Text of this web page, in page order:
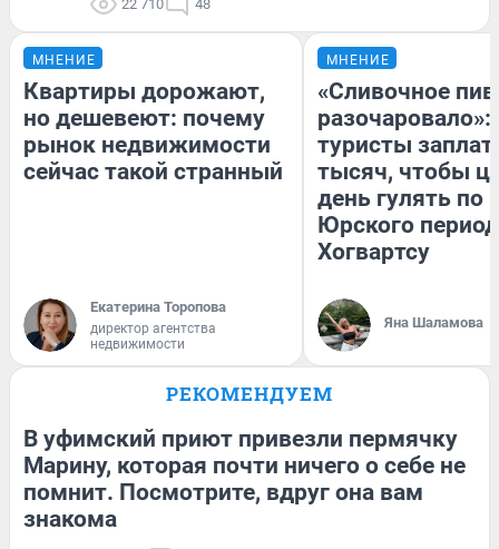
22 710 48
МНЕНИЕ
Квартиры дорожают,
но дешевеют: почему
рынок недвижимости
сейчас такой странный
Екатерина Торопова
директор агентства
недвижимости
МНЕНИЕ
«Сливочное
разочаровало»:
туристы
тысяч, чтобы
день гулять по
Юрского
Хогвартсу
Яна Шаламова
РЕКОМЕНДУЕМ
В уфимский приют привезли пермячку
Марину, которая почти ничего о себе не
помнит. Посмотрите, вдруг она вам
знакома